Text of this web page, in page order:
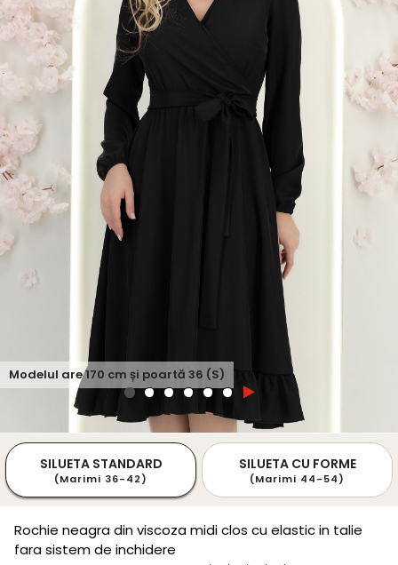
Modelul are170 cm și poartă 36 (S)
SILUETA STANDARD
(Marimi 36-42)
SILUETA CU FORME
(Marimi 44-54)
Rochie neagra din viscoza midi clos cu elastic in talie
fara sistem de inchidere